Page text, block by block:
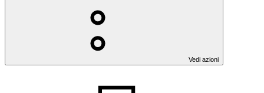
Vedi azioni